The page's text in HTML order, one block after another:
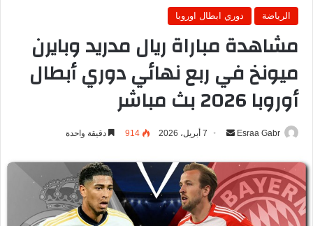
الرياضة دوري ابطال اوروبا
مشاهدة مباراة ريال مدريد وبايرن
ميونخ في ربع نهائي دوري أبطال
أوروبا 2026 بث مباشر
Esraa Gabr
ل
ب
ر
7 أبريل، 2026 914 دقيقة واحدة